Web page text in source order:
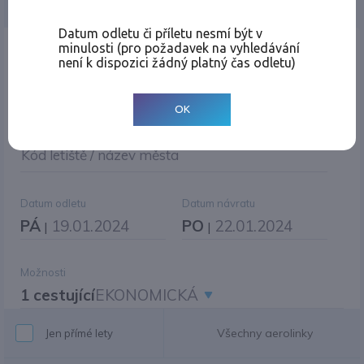
Místo odletu
Kód letiště / název města
Datum odletu
PÁ | 19.01.2024
Datum návratu
PO | 22.01.2024
Možnosti
1 cestujícíEKONOMICKÁ
Jen přímé lety Všechny aerolinky
Datum odletu či příletu nesmí být v
minulosti (pro požadavek na vyhledávání
není k dispozici žádný platný čas odletu)
OK